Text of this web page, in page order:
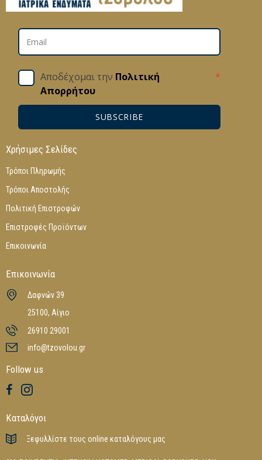
Αποδέχομαι την Πολιτική
Απορρήτου
*
SUBSCRIBE
Χρήσιμες Σελίδες
Τρόποι Πληρωμής
Τρόποι Αποστολής
Πολιτική Επιστροφών
Επιστροφές Προϊόντων
Επικοινωνία
Επικοινωνία
Δαφνών 39
25100, Αίγιο
26910 29001
info@tzovolou.gr
Follow us
Καταλόγοι
Ξεφυλλίστε τους online καταλόγους μας